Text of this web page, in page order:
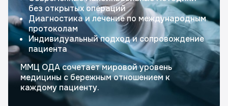
без открытых операций
Диагностика и лечение по международным
протоколам
Индивидуальный подход и сопровождение
пациента
ММЦ ОДА сочетает мировой уровень
медицины с бережным отношением к
каждому пациенту.